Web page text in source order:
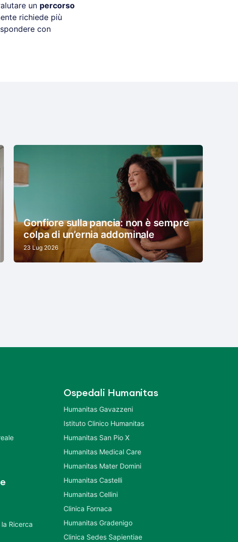
un percorso
richiede più
con
Gonfiore sulla pancia: non è sempre
colpa di un’ernia addominale
23 Lug 2026
Ricerca
Ospedali Humanitas
Humanitas Gavazzeni
Istituto Clinico Humanitas
Humanitas San Pio X
Humanitas Medical Care
Humanitas Mater Domini
Humanitas Castelli
Humanitas Cellini
Clinica Fornaca
Humanitas Gradenigo
Clinica Sedes Sapientiae